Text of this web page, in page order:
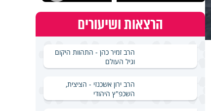
הרצאות ושיעורים
הרב זמיר כהן - התהוות היקום
וגיל העולם
הרב ירון אשכנזי - הציצית,
השכפ"ץ היהודי